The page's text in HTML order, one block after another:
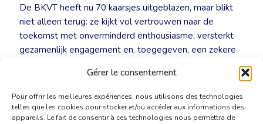
Gérer le consentement
Pour offrir les meilleures expériences, nous utilisons des technologies
telles que les cookies pour stocker et/ou accéder aux informations des
appareils. Le fait de consentir à ces technologies nous permettra de
De BKVT heeft nu 70 kaarsjes uitgeblazen, maar blikt
niet alleen terug: ze kijkt vol vertrouwen naar de
toekomst met onverminderd enthousiasme, versterkt
gezamenlijk engagement en, toegegeven, een zekere
dame die nog veel mooie jaren voor de boeg heeft!